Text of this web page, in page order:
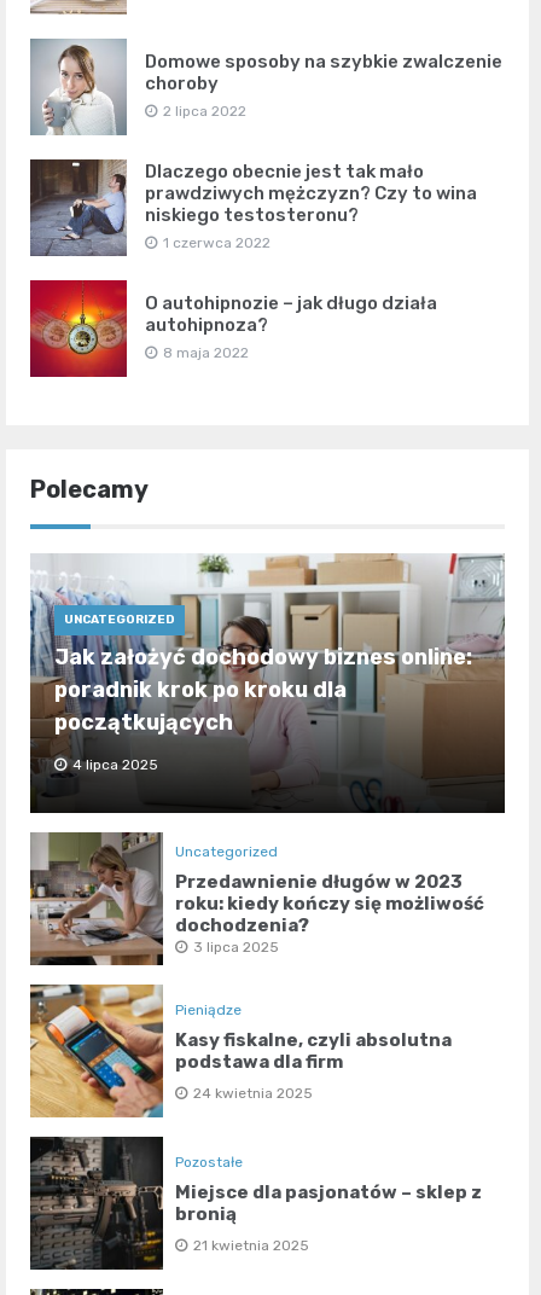
Domowe sposoby na szybkie zwalczenie
choroby
2 lipca 2022
Dlaczego obecnie jest tak mało
prawdziwych mężczyzn? Czy to wina
niskiego testosteronu?
1 czerwca 2022
O autohipnozie – jak długo działa
autohipnoza?
8 maja 2022
Polecamy
UNCATEGORIZED
Jak założyć dochodowy biznes online:
poradnik krok po kroku dla
początkujących
4 lipca 2025
Uncategorized
Przedawnienie długów w 2023
roku: kiedy kończy się możliwość
dochodzenia?
3 lipca 2025
Pieniądze
Kasy fiskalne, czyli absolutna
podstawa dla firm
24 kwietnia 2025
Pozostałe
Miejsce dla pasjonatów – sklep z
bronią
21 kwietnia 2025